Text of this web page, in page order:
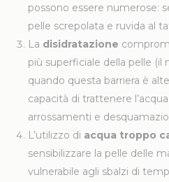
possono essere numerose:
pelle screpolata e ruvida al
La disidratazione
più superficiale della pelle (il
quando questa barriera è
capacità di trattenere
arrossamenti e
L’utilizzo di acqua troppo
sensibilizzare la pelle delle
vulnerabile agli sbalzi di